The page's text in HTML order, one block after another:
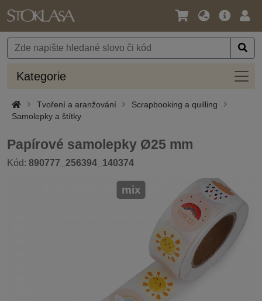
Jazyk
Měna
Hlavní
Kategorie
Tvoření a aranžování
Scrapbooking a quilling
Samolepky a štítky
Papírové samolepky Ø25 mm
Kód: 890777_256394_140374
mix